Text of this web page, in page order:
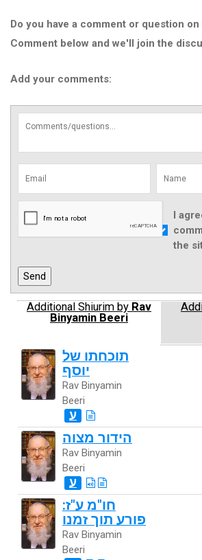
Do you have a comment or question
Comment below and we'll join the
Add your comments:
I
the
Additional Shiurim by Rav
Binyamin Beeri
תוכחתו של
יוסף
Rav Binyamin
Beeri
ע
הידור מצוה
Rav Binyamin
Beeri
ע
חו"מ ע"ז:
פורע תוך זמנו
Rav Binyamin
Beeri